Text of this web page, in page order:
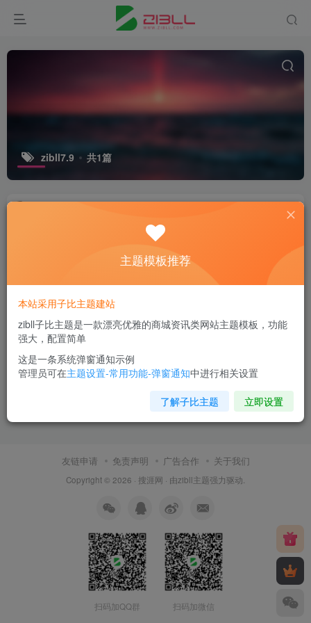
zibll7.9 共1篇
付费资源 ￥
2年前
友链申请 免责声明 广告合作 关于我们
Copyright © 2026 · 搜涯网 · 由zibll主题强力驱动.
扫码加QQ群 扫码加微信
主题模板推荐
本站采用子比主题建站
zibll子比主题是一款漂亮优雅的商城资讯类网站主题模板，功能
强大，配置简单
这是一条系统弹窗通知示例
管理员可在主题设置-常用功能-弹窗通知中进行相关设置
了解子比主题 立即设置